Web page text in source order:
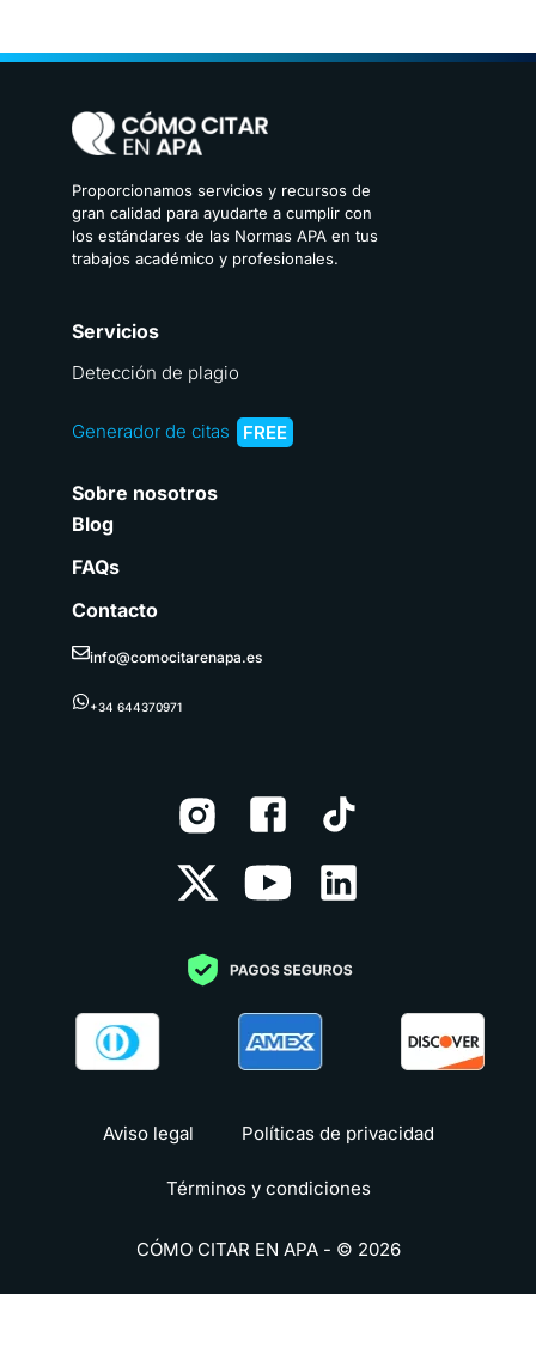
Proporcionamos servicios y recursos de
gran calidad para ayudarte a cumplir con
los estándares de las Normas APA en tus
trabajos académico y profesionales.
Servicios
Detección de plagio
Generador de citas FREE
Sobre nosotros
Blog
FAQs
Contacto
info@comocitarenapa.es
+34 644370971
Aviso legal Políticas de privacidad
Términos y condiciones
CÓMO CITAR EN APA - © 2026